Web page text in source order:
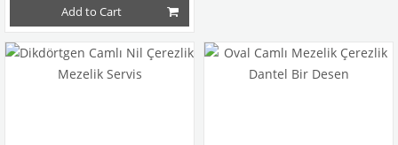
Add to Cart